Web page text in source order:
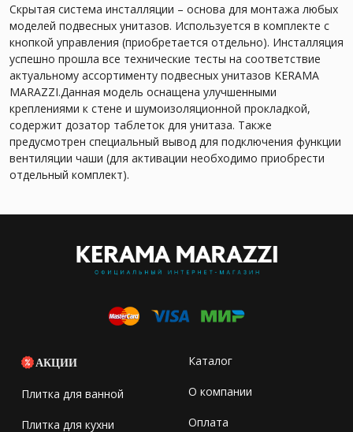
Скрытая система инсталляции – основа для монтажа любых
моделей подвесных унитазов. Используется в комплекте с
кнопкой управления (приобретается отдельно). Инсталляция
успешно прошла все технические тесты на соответствие
актуальному ассортименту подвесных унитазов KERAMA
MARAZZI.Данная модель оснащена улучшенными
креплениями к стене и шумоизоляционной прокладкой,
содержит дозатор таблеток для унитаза. Также
предусмотрен специальный вывод для подключения функции
вентиляции чаши (для активации необходимо приобрести
отдельный комплект).
АКЦИИ
Плитка для ванной
Плитка для кухни
Каталог
О компании
Оплата